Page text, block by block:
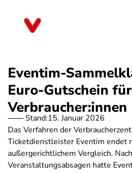
Eventim-
Euro-Gutschein für
Verbraucher:innen
Stand:15. Januar 2026
Das Verfahren der
Ticketdienstleister Eventim endet
außergerichtlichem Vergleich.
Veranstaltungsabsagen hatte